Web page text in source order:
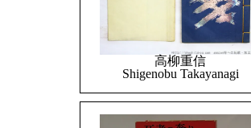
高柳重信
Shigenobu Takayanagi